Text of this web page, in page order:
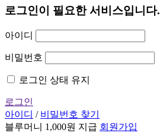
로그인이 필요한 서비스입니다.
아이디
비밀번호
로그인 상태 유지
로그인
아이디 / 비밀번호 찾기
블루머니 1,000원 지급 회원가입